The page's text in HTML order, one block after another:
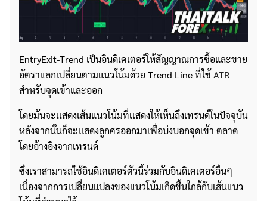
EntryExit-Trend เป็นอินดิเคเตอร์ให้สัญญาณการซื้อและขาย
อัตราแลกเปลี่ยนตามแนวโน้มด้วย Trend Line ที่ใช้ ATR
สำหรับจุดเข้าและออก
โดยมันจะเเสดงเส้นแนวโน้มที่เเสดงให้เห็นถึงเทรนด์ในปัจจุบัน
หลังจากนั้นก็จะเเสดงลูกศรออกมาเพื่อบ่งบอกจุดเข้า ตลาด
โดยอ้างอิงจากเทรนด์
ซึ่งเราสามารถใช้อินดิเคเตอร์ตัวนี้ร่วมกับอินดิเคเตอร์อื่นๆ
เนื่องจากการเปลี่ยนแปลงของแนวโน้มเกิดขึ้นใกล้กับเส้นแนว